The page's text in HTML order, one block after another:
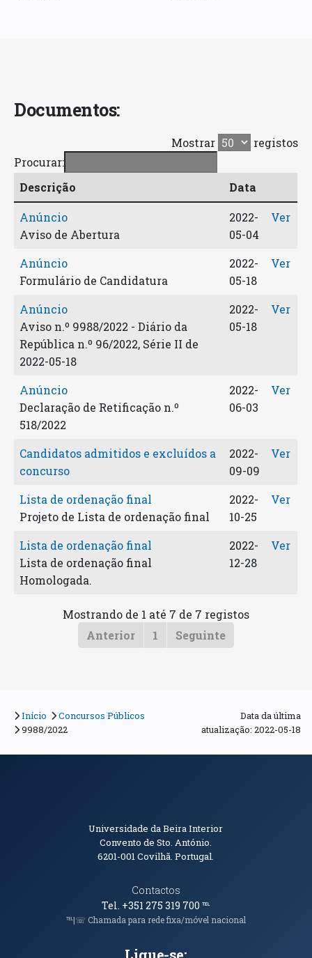
Documentos:
Mostrar
registos
Procurar:
Descrição
Data
Anúncio
Aviso de Abertura
2022-
05-04
Ver
Anúncio
Formulário de Candidatura
2022-
05-18
Ver
Anúncio
Aviso n.º 9988/2022 - Diário da
República n.º 96/2022, Série II de
2022-05-18
2022-
05-18
Ver
Anúncio
Declaração de Retificação n.º
518/2022
2022-
06-03
Ver
Candidatos admitidos e excluídos a
concurso
2022-
09-09
Ver
Lista de ordenação final
Projeto de Lista de ordenação final
2022-
10-25
Ver
Lista de ordenação final
Lista de ordenação final
Homologada.
2022-
12-28
Ver
Mostrando de 1 até 7 de 7 registos
Anterior
1 Seguinte
Início
Concursos Públicos
9988/2022
Data da última
atualização: 2022-05-18
Informações de Contacto
Universidade da Beira Interior
Convento de Sto. António.
6201-001Covilhã. Portugal.
Contactos
Tel. +351 275 319 700℡
℡|☏ Chamada para rede fixa/móvel nacional